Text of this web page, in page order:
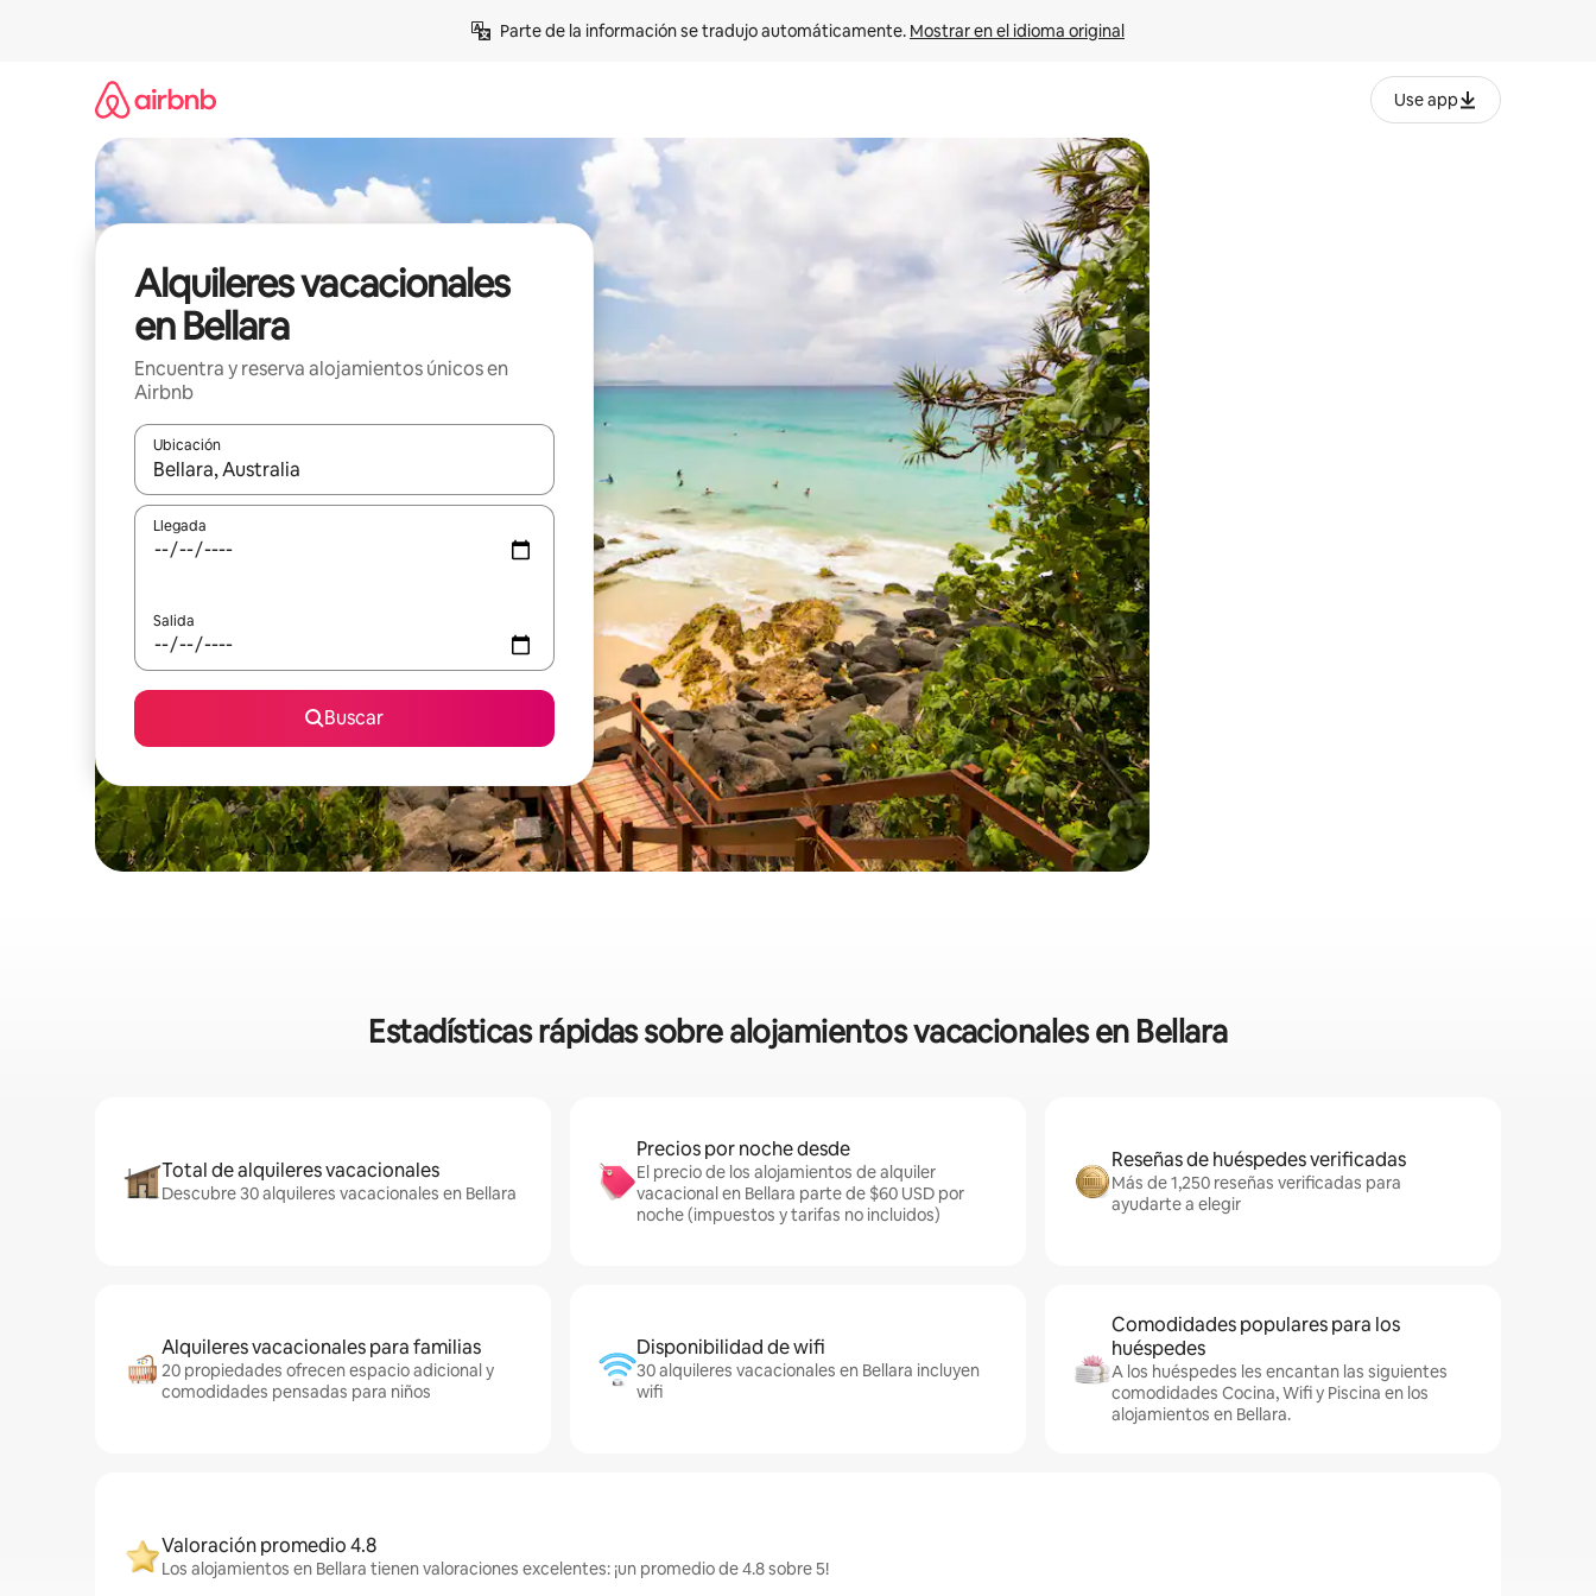
Parte de la información se tradujo automáticamente. Mostrar en el idioma original
Use app
Alquileres vacacionales
en Bellara
Encuentra y reserva alojamientos únicos en
Airbnb
Ubicación
Cuando los resultados estén disponibles, navega con las teclas de flecha hacia arriba y hacia abajo o explora con el tacto o desliza el dedo.
Llegada
Salida
Buscar
Estadísticas rápidas sobre alojamientos vacacionales en Bellara
Total de alquileres vacacionales
Descubre 30 alquileres vacacionales en Bellara
Precios por noche desde
El precio de los alojamientos de alquiler
vacacional en Bellara parte de $60 USD por
noche (impuestos y tarifas no incluidos)
Reseñas de huéspedes verificadas
Más de 1,250 reseñas verificadas para
ayudarte a elegir
Alquileres vacacionales para familias
20 propiedades ofrecen espacio adicional y
comodidades pensadas para niños
Disponibilidad de wifi
30 alquileres vacacionales en Bellara incluyen
wifi
Comodidades populares para los
huéspedes
A los huéspedes les encantan las siguientes
comodidades Cocina, Wifi y Piscina en los
alojamientos en Bellara.
Valoración promedio 4.8
Los alojamientos en Bellara tienen valoraciones excelentes: ¡un promedio de 4.8 sobre 5!